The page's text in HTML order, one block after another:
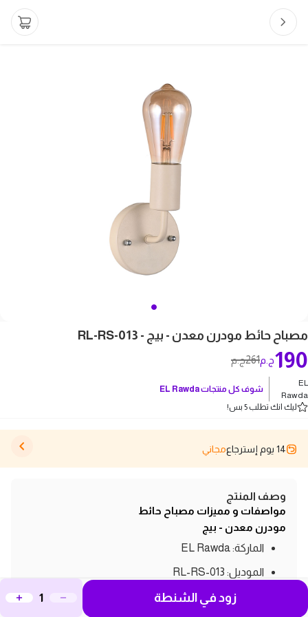
مصباح حائط مودرن معدن - بيج - RL-RS-013
261ج.م 190ج.م
EL
Rawda
شوف كل منتجاتEL Rawda
ليك انك تطلب 5 بس!
14 يوم إسترجاع مجاني
وصف المنتج
مواصفات و مميزات مصباح حائط
مودرن معدن - بيج
الماركة: EL Rawda
الموديل: RL-RS-013
نوع المنتج: مصباح حائط
زود في الشنطة